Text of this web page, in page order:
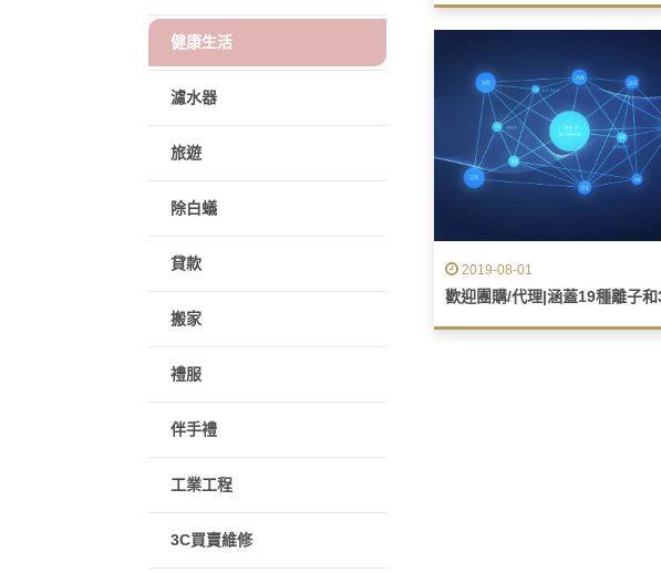
2019-08-01
健康生活
濾水器
旅遊
除白蟻
貸款
搬家
禮服
伴手禮
工業工程
3C買賣維修